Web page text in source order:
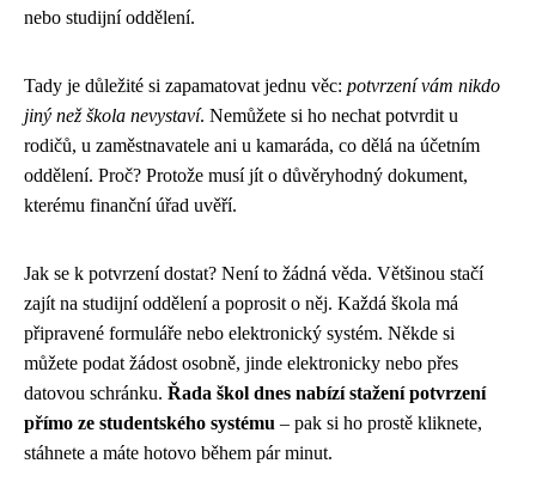
nebo studijní oddělení.
Tady je důležité si zapamatovat jednu věc: potvrzení vám nikdo
jiný než škola nevystaví. Nemůžete si ho nechat potvrdit u
rodičů, u zaměstnavatele ani u kamaráda, co dělá na účetním
oddělení. Proč? Protože musí jít o důvěryhodný dokument,
kterému finanční úřad uvěří.
Jak se k potvrzení dostat? Není to žádná věda. Většinou stačí
zajít na studijní oddělení a poprosit o něj. Každá škola má
připravené formuláře nebo elektronický systém. Někde si
můžete podat žádost osobně, jinde elektronicky nebo přes
datovou schránku. Řada škol dnes nabízí stažení potvrzení
přímo ze studentského systému – pak si ho prostě kliknete,
stáhnete a máte hotovo během pár minut.